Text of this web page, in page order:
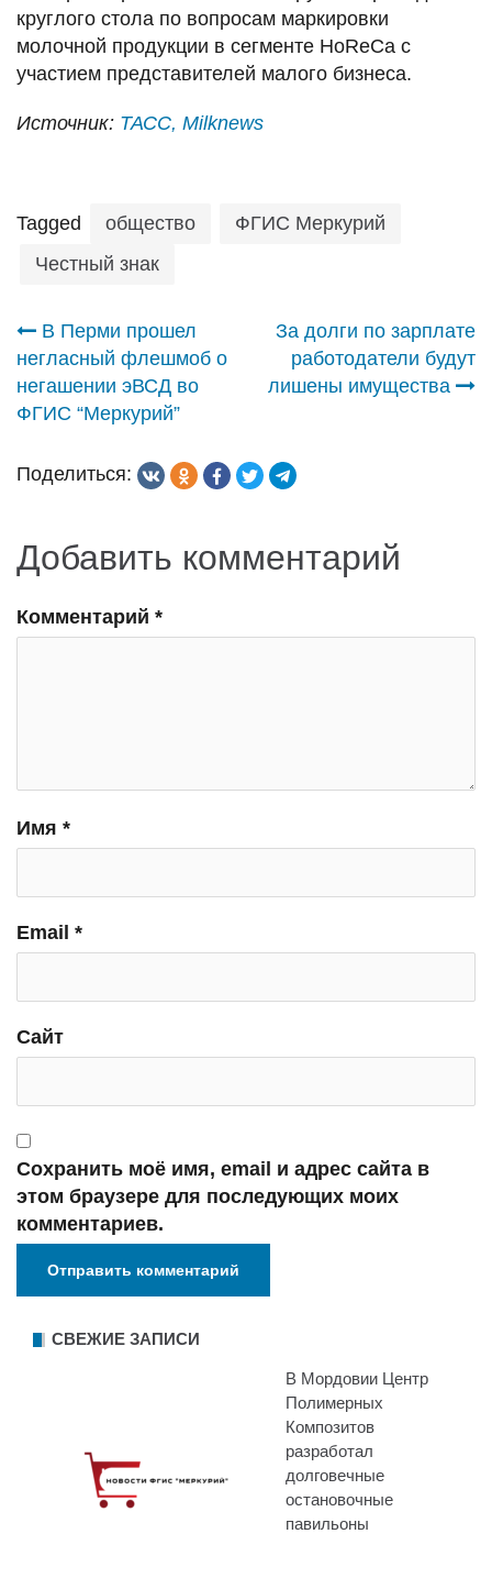
круглого стола по вопросам маркировки
молочной продукции в сегменте HoReCa с
участием представителей малого бизнеса.
Источник: ТАСС, Milknews
Tagged общество
ФГИС Меркурий
Честный знак
Навигация
по
записям
В Перми прошел
негласный флешмоб о
негашении эВСД во
ФГИС “Меркурий”
За долги по зарплате
работодатели будут
лишены имущества
Поделиться:
Добавить комментарий
Комментарий *
Имя *
Email *
Сайт
Сохранить моё имя, email и адрес сайта в
этом браузере для последующих моих
комментариев.
СВЕЖИЕ ЗАПИСИ
В Мордовии Центр
Полимерных
Композитов
разработал
долговечные
остановочные
павильоны